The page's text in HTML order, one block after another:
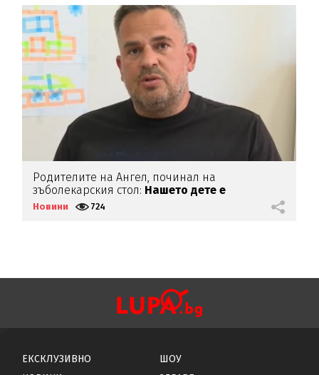
Родителите на Ангел, починал на
зъболекарския стол: Нашето дете е
интоксикирано
антидотът
Новини 724
ЕКСКЛУЗИВНО
ШОУ